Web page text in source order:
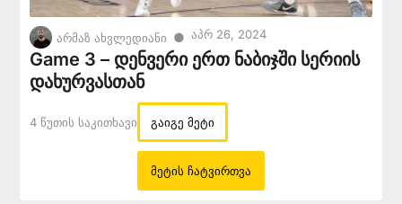
არმაზ ახვლედიანი ● Აპრ 26, 2024
Game 3 – დენვერი ერთ ნაბიჯში სერიის
დახურვასთან
4 Წუთის Საკითხავი გაიგე მეტი
მეტის ჩატვირთვა